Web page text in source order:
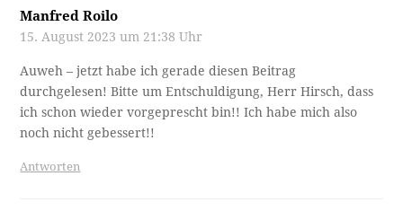
Manfred Roilo
15. August 2023 um 21:38 Uhr
Auweh – jetzt habe ich gerade diesen Beitrag
durchgelesen! Bitte um Entschuldigung, Herr Hirsch, dass
ich schon wieder vorgeprescht bin!! Ich habe mich also
noch nicht gebessert!!
Antworten